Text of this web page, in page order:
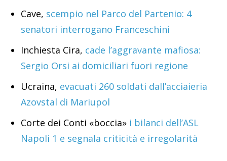
Cave, scempio nel Parco del Partenio: 4
senatori interrogano Franceschini
Inchiesta Cira, cade l’aggravante mafiosa:
Sergio Orsi ai domiciliari fuori regione
Ucraina, evacuati 260 soldati dall’acciaieria
Azovstal di Mariupol
Corte dei Conti «boccia» i bilanci dell’ASL
Napoli 1 e segnala criticità e irregolarità